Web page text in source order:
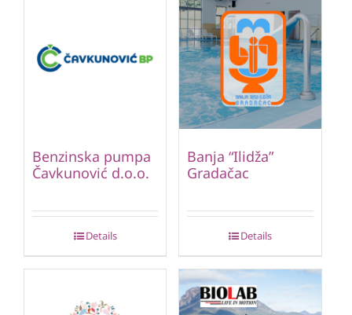
Benzinska pumpa
Čavkunović d.o.o.
Details
Banja “Ilidža”
Gradačac
Details